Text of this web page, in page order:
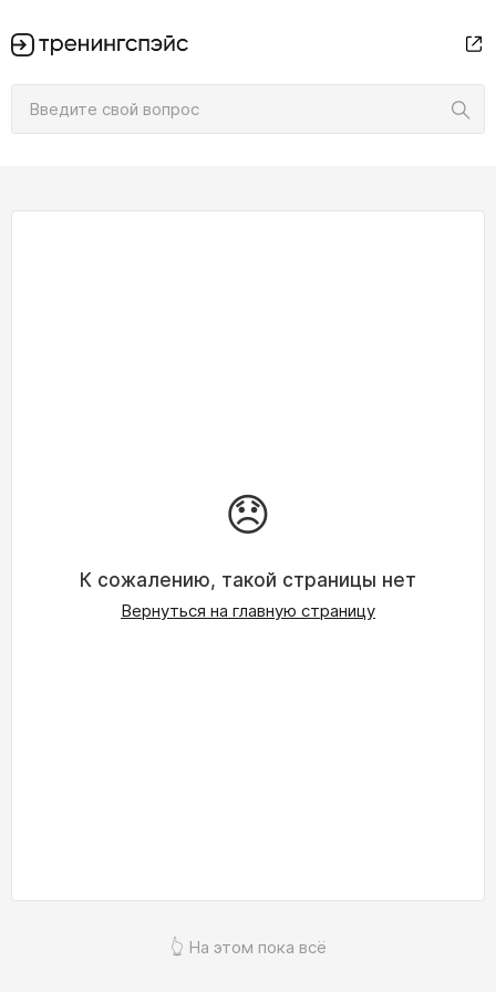
😞
К сожалению, такой страницы нет
Вернуться на главную страницу
👆 На этом пока всё